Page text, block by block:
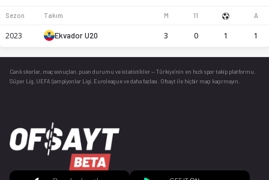
Sezon Takım M 11 A
2023 Ekvador U20 3 0 1 1
Canlı skorlar , maç sonuçları, puan durumu ve istatistikler — Türkiye’nin en hızlı spor takip platformu.
Süper Lig, UEFA Şampiyonlar Ligi, Euroleague ve daha fazlası. Ofsayt ile hiçbir maçı kaçırmayın.